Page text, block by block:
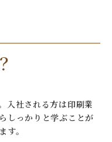
入社される方は印刷業
しっかりと学ぶことが
。